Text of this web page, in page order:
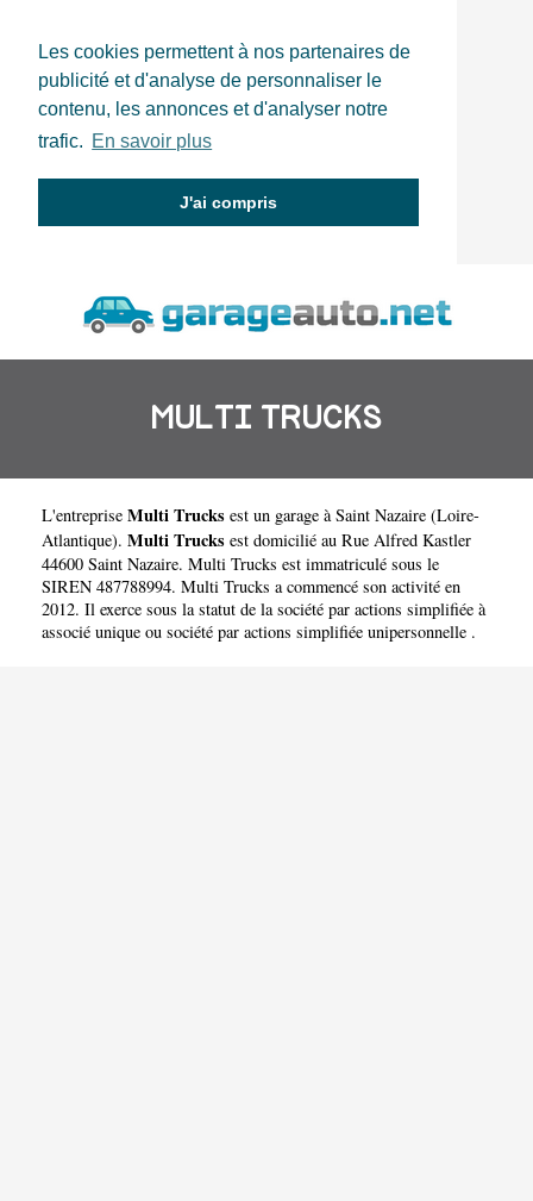
Les cookies permettent à nos partenaires de
publicité et d'analyse de personnaliser le
contenu, les annonces et d'analyser notre
trafic. En savoir plus
J'ai compris
MULTI TRUCKS
L'entreprise Multi Trucks est un garage à Saint Nazaire (Loire-
Atlantique). Multi Trucks est domicilié au Rue Alfred Kastler
44600 Saint Nazaire. Multi Trucks est immatriculé sous le
SIREN 487788994. Multi Trucks a commencé son activité en
2012. Il exerce sous la statut de la société par actions simplifiée à
associé unique ou société par actions simplifiée unipersonnelle .